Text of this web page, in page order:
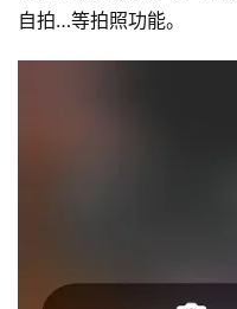
自拍…等拍照功能。